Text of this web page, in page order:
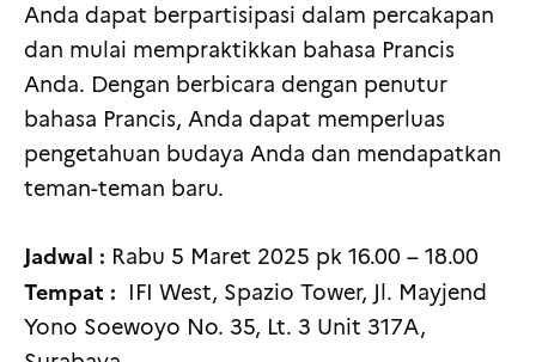
Anda dapat berpartisipasi dalam percakapan
dan mulai mempraktikkan bahasa Prancis
Anda. Dengan berbicara dengan penutur
bahasa Prancis, Anda dapat memperluas
pengetahuan budaya Anda dan mendapatkan
teman-teman baru.
Jadwal : Rabu 5 Maret 2025 pk 16.00 – 18.00
Tempat : IFI West, Spazio Tower, Jl. Mayjend
Yono Soewoyo No. 35, Lt. 3 Unit 317A,